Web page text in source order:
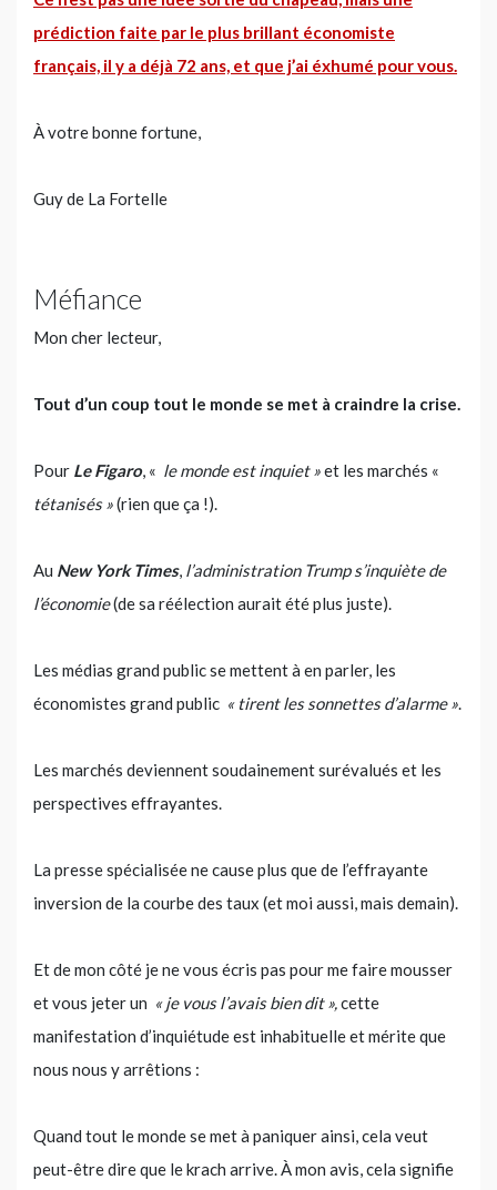
prédiction faite par le plus brillant économiste
français, il y a déjà 72 ans, et que j’ai éxhumé pour vous
À votre bonne fortune,
Guy de La Fortelle
Méfiance
Mon cher lecteur,
Tout d’un coup tout le monde se met à craindre la crise.
Pour Le Figaro, « le monde est inquiet »et les marchés «
tétanisés »(rien que ça !).
Au New York Times, l’administration Trump s’inquiète de
l’économie(de sa réélection aurait été plus juste).
Les médias grand public se mettent à en parler, les
économistes grand public « tirent les sonnettes d’alarme »
Les marchés deviennent soudainement surévalués et les
perspectives effrayantes.
La presse spécialisée ne cause plus que de l’effrayante
inversion de la courbe des taux (et moi aussi, mais demain).
Et de mon côté je ne vous écris pas pour me faire mousser
et vous jeter un « je vous l’avais bien dit », cette
manifestation d’inquiétude est inhabituelle et mérite que
nous nous y arrêtions :
Quand tout le monde se met à paniquer ainsi, cela veut
peut-être dire que le krach arrive. À mon avis, cela signifie